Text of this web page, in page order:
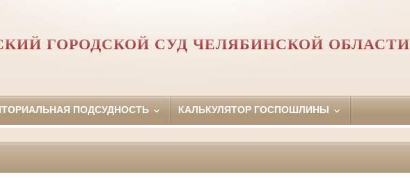
ГОРОДСКОЙ СУД ЧЕЛЯБИНСКОЙ ОБЛАСТИ
ПОДСУДНОСТЬ КАЛЬКУЛЯТОР ГОСПОШЛИНЫ